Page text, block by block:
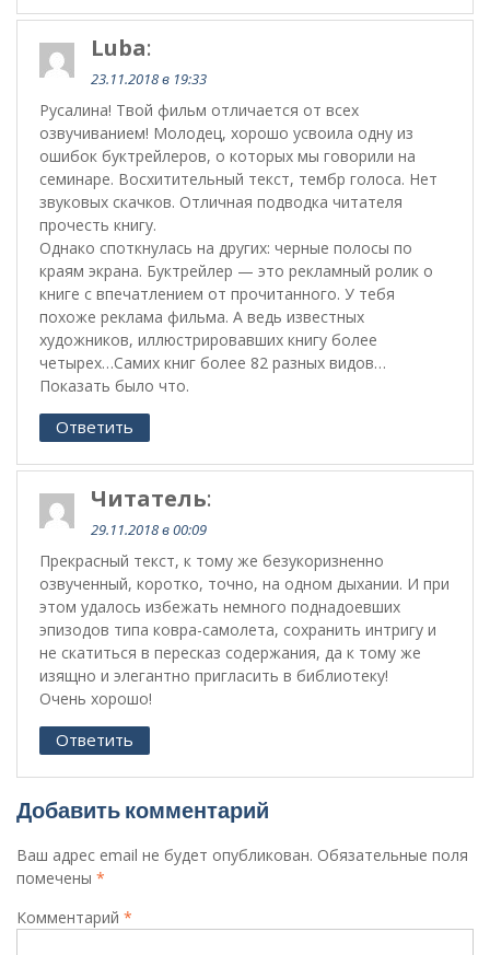
Luba:
23.11.2018 в 19:33
Русалина! Твой фильм отличается от всех
озвучиванием! Молодец, хорошо усвоила одну из
ошибок буктрейлеров, о которых мы говорили на
семинаре. Восхитительный текст, тембр голоса. Нет
звуковых скачков. Отличная подводка читателя
прочесть книгу.
Однако споткнулась на других: черные полосы по
краям экрана. Буктрейлер — это рекламный ролик о
книге с впечатлением от прочитанного. У тебя
похоже реклама фильма. А ведь известных
художников, иллюстрировавших книгу более
четырех…Самих книг более 82 разных видов…
Показать было что.
Ответить
Читатель:
29.11.2018 в 00:09
Прекрасный текст, к тому же безукоризненно
озвученный, коротко, точно, на одном дыхании. И при
этом удалось избежать немного поднадоевших
эпизодов типа ковра-самолета, сохранить интригу и
не скатиться в пересказ содержания, да к тому же
изящно и элегантно пригласить в библиотеку!
Очень хорошо!
Ответить
Добавить комментарий
Ваш адрес email не будет опубликован. Обязательные поля
помечены *
Комментарий *